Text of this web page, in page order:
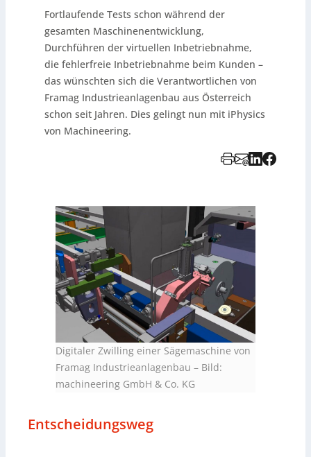
Fortlaufende Tests schon während der
gesamten Maschinenentwicklung,
Durchführen der virtuellen Inbetriebnahme,
die fehlerfreie Inbetriebnahme beim Kunden –
das wünschten sich die Verantwortlichen von
Framag Industrieanlagenbau aus Österreich
schon seit Jahren. Dies gelingt nun mit iPhysics
von Machineering.
Digitaler Zwilling einer Sägemaschine von
Framag Industrieanlagenbau – Bild:
machineering GmbH & Co. KG
Entscheidungsweg